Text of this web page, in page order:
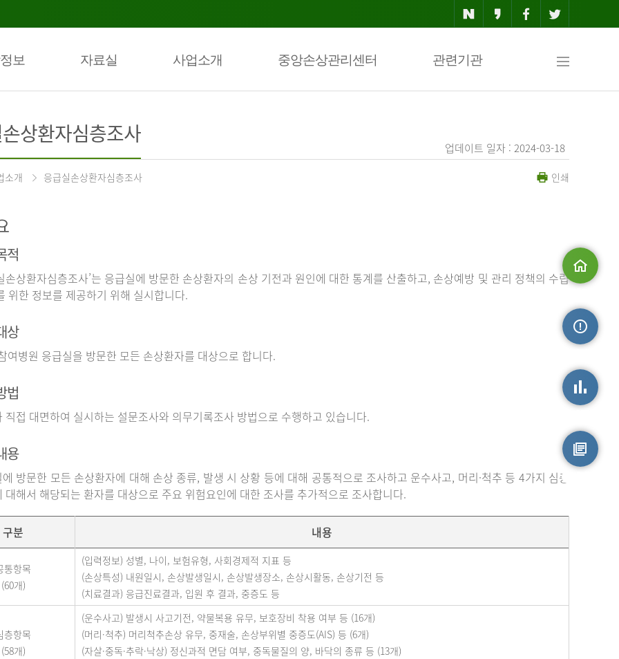
보 자료실 사업소개 중앙손상관리센터 관련기관
맵
업데이트 일자 : 2024-03-18
상환자심층조사
소개 응급실손상환자심층조사 인쇄
적
손상환자심층조사’는 응급실에 방문한 손상환자의 손상 기전과 원인에 대한 통계를 산출하고, 손상예방 및 관리 정책의 수립
위한 정보를 제공하기 위해 실시합니다.
상
여병원 응급실을 방문한 모든 손상환자를 대상으로 합니다.
법
직접 대면하여 실시하는 설문조사와 의무기록조사 방법으로 수행하고 있습니다.
용
방문한 모든 손상환자에 대해 손상 종류, 발생 시 상황 등에 대해 공통적으로 조사하고 운수사고, 머리·척추 등 4가지 심층
대해서 해당되는 환자를 대상으로 주요 위험요인에 대한 조사를 추가적으로 조사합니다.
구분 내용
통항목
(60개)
(입력정보) 성별, 나이, 보험유형, 사회경제적 지표 등
(손상특성) 내원일시, 손상발생일시, 손상발생장소, 손상시활동, 손상기전 등
(치료결과) 응급진료결과, 입원 후 결과, 중증도 등
층항목
(58개)
(운수사고) 발생시 사고기전, 약물복용 유무, 보호장비 착용 여부 등 (16개)
(머리·척추) 머리척추손상 유무, 중재술, 손상부위별 중증도(AIS) 등 (6개)
(자살·중독·추락·낙상) 정신과적 면담 여부, 중독물질의 양, 바닥의 종류 등 (13개)